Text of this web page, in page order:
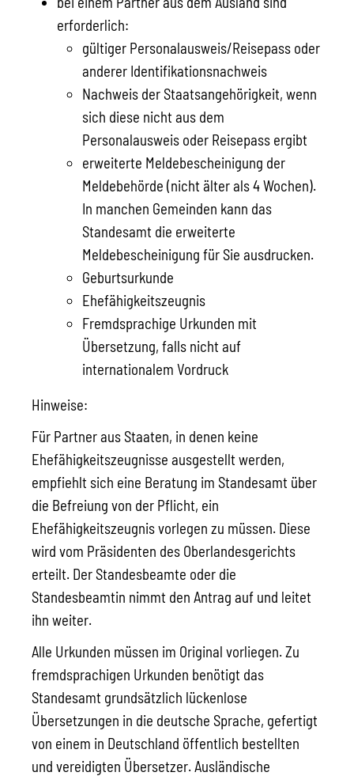
erforderlich:
​​​​​​gültiger Personalausweis/Reisepass oder
anderer Identifikationsnachweis
​​​​​​​Nachweis der Staatsangehörigkeit, wenn
sich diese nicht aus dem
Personalausweis oder Reisepass ergibt
erweiterte Meldebescheinigung der
Meldebehörde (nicht älter als 4 Wochen).
In manchen Gemeinden kann das
Standesamt die erweiterte
Meldebescheinigung für Sie ausdrucken.
Geburtsurkunde
Ehefähigkeitszeugnis
Fremdsprachige Urkunden mit
Übersetzung, falls nicht auf
internationalem Vordruck
Hinweise:
Für Partner aus Staaten, in denen keine
Ehefähigkeitszeugnisse ausgestellt werden,
empfiehlt sich eine Beratung im Standesamt über
die Befreiung von der Pflicht, ein
Ehefähigkeitszeugnis vorlegen zu müssen. Diese
wird vom Präsidenten des Oberlandesgerichts
erteilt. Der Standesbeamte oder die
Standesbeamtin nimmt den Antrag auf und leitet
ihn weiter.
Alle Urkunden müssen im Original vorliegen. Zu
fremdsprachigen Urkunden benötigt das
Standesamt grundsätzlich lückenlose
Übersetzungen in die deutsche Sprache, gefertigt
von einem in Deutschland öffentlich bestellten
und vereidigten Übersetzer. Ausländische